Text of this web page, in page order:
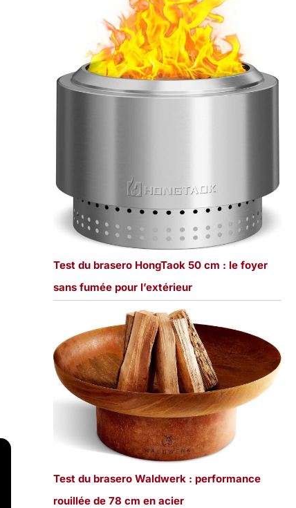
Test du brasero HongTaok 50 cm : le foyer
sans fumée pour l’extérieur
Test du brasero Waldwerk : performance
rouillée de 78 cm en acier